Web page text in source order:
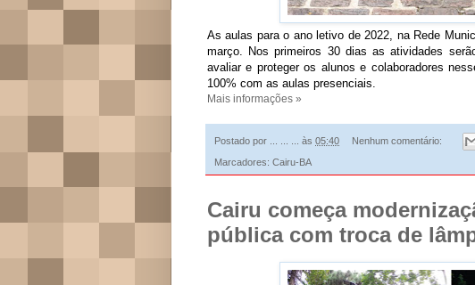
As aulas para o ano letivo de 2022, na Rede
março. Nos primeiros 30 dias as atividades
avaliar e proteger os alunos e colaboradores
100% com as aulas presenciais.
Mais informações »
Postado por às 05:40 Nenhum comentário:
Marcadores: Cairu-BA
Cairu começa
pública com troca de